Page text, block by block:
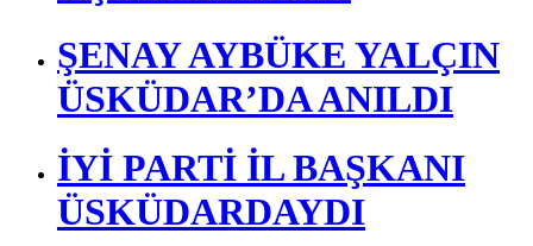
DÜNYA ÇEVRE
GÜNÜNDE ÇAKMAKTAN
ŞENAY AYBÜKE YALÇIN